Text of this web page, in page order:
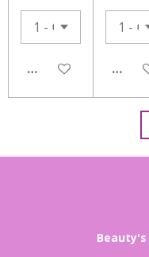
IN WINKELWAGEN
IN
Beauty's